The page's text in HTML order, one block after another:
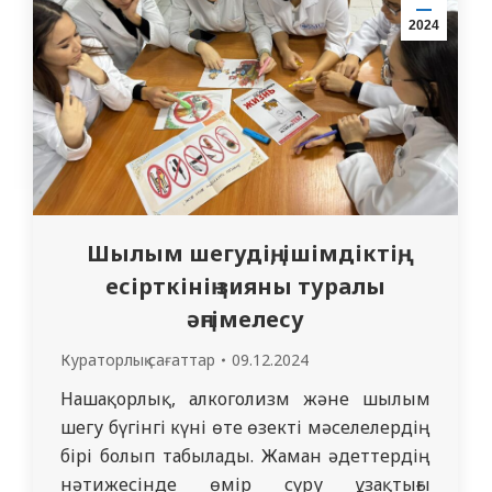
сүруге деген…
2024
Шылым шегудің, ішімдіктің,
есірткінің зияны туралы
әңгімелесу
Кураторлық сағаттар 09.12.2024
Нашақорлық, алкоголизм және шылым
шегу бүгінгі күні өте өзекті мәселелердің
бірі болып табылады. Жаман әдеттердің
нәтижесінде өмір сүру ұзақтығы